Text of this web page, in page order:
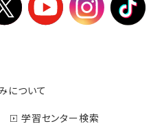
について
学習センター検索